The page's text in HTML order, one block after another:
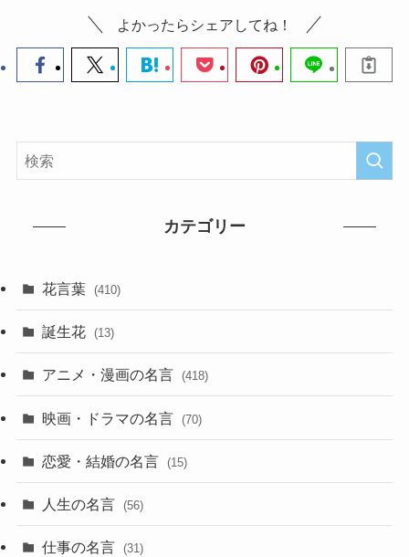
よかったらシェアしてね！
カテゴリー
花言葉 (410)
誕生花 (13)
アニメ・漫画の名言 (418)
映画・ドラマの名言 (70)
恋愛・結婚の名言 (15)
人生の名言 (56)
仕事の名言 (31)